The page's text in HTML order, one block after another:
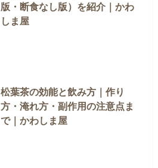
版・断食なし版）を紹介｜かわ
しま屋
松葉茶の効能と飲み方｜作り
方・淹れ方・副作用の注意点ま
で｜かわしま屋